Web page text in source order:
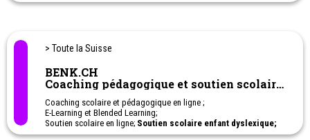
> Toute la Suisse
BENK.CH
Coaching pédagogique et soutien scolaire
en ligne
Coaching scolaire et pédagogique en ligne ;
E-Learning et Blended Learning;
Soutien scolaire en ligne; Soutien scolaire enfant dyslexique;
Soutien scolaire enfant TDAH; Soutien scolaire enfant haut-